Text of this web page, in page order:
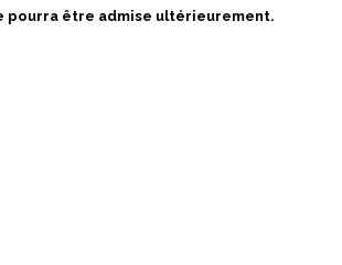
pourra être admise ultérieurement.